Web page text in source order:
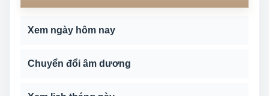
Xem ngày hôm nay
Chuyển đổi âm dương